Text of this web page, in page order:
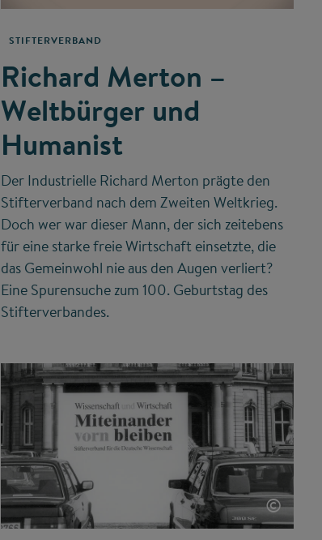
STIFTERVERBAND
Richard Merton –
Weltbürger und
Humanist
Der Industrielle Richard Merton prägte den
Stifterverband nach dem Zweiten Weltkrieg.
Doch wer war dieser Mann, der sich zeitebens
für eine starke freie Wirtschaft einsetzte, die
das Gemeinwohl nie aus den Augen verliert?
Eine Spurensuche zum 100. Geburtstag des
Stifterverbandes.
©